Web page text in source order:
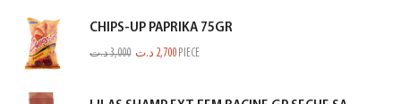
CHIPS-UP PAPRIKA 75GR
3,000د.ت 2,700 د.ت PIECE